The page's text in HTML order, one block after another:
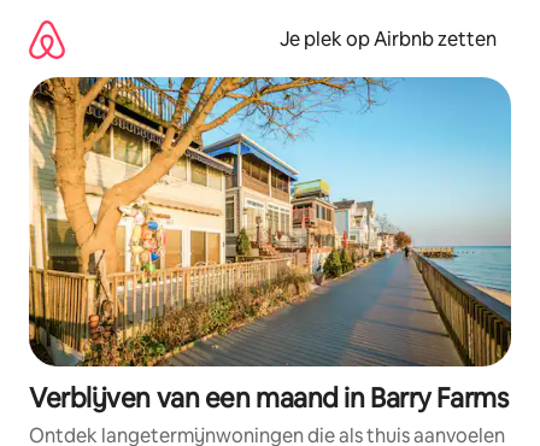
direct
naar
inhoud
Je plek op Airbnb zetten
Verblijven van een maand in Barry Farms
Ontdek langetermijnwoningen die als thuis aanvoelen